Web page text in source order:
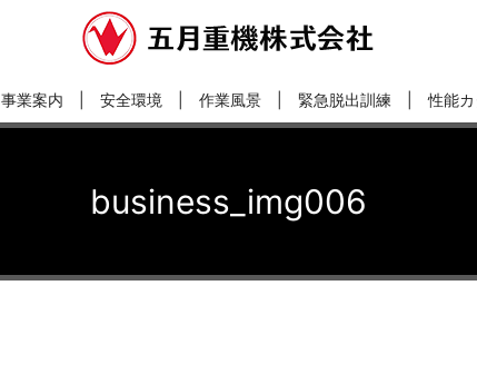
事業案内 安全環境 作業風景 緊急脱出訓練 性能
business_img006